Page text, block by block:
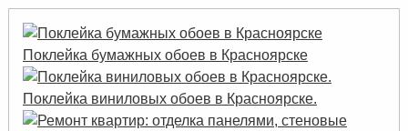
Поклейка бумажных обоев в Красноярске
Поклейка виниловых обоев в Красноярске.